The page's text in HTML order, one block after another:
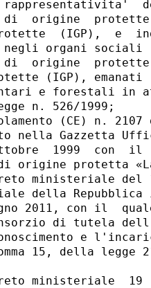
di  origine
(IGP),  e
negli organi
di  origine
(IGP),
e forestali in
n. 526/1999;
(CE) n. 2107
nella Gazzetta
1999  con
di origine protetta
ministeriale del
della
2011, con il
di tutela
e
15, della legge
ministeriale  19